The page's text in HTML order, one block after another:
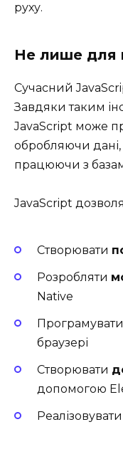
руху.
Не лише для
Сучасний
Завдяки таким
JavaScript може
обробляючи
працюючи з
JavaScript
Створювати
Розробляти
Native
Програмувати
браузері
Створювати
допомогою
Реалізовувати